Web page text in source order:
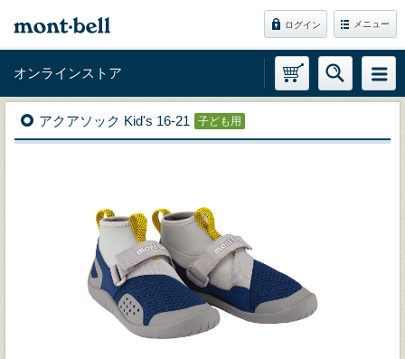
ログイン メニュー
オンラインストア
アクアソック Kid's 16-21 子ども用